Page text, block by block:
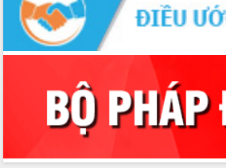
nước Đà Nông lần thứ I năm 2026
Kỳ họp Chuyên đề lần thứ Năm, HĐND
tỉnh Đắk Lắk thông qua các nghị quyết
Thống nhất danh sách giới thiệu ứng
cử đại biểu Quốc hội khoá XVI và đại
biểu HĐND tỉnh Đắk Lắk, nhiệm kỳ